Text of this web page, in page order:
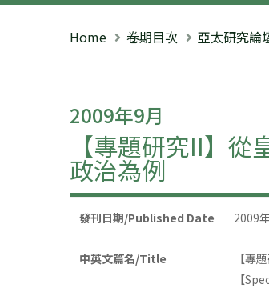
Home 卷期目次 亞太研究論
2009年9月
【專題研究II】
政治為例
發刊日期/Published Date 2009
中英文篇名/Title
【專
【